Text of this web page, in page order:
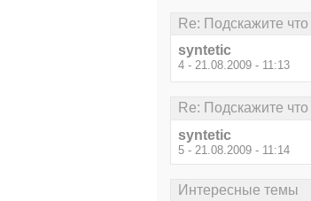
Re: Подскажите
syntetic
4 - 21.08.2009 - 11:13
Re: Подскажите
syntetic
5 - 21.08.2009 - 11:14
Интересные темы